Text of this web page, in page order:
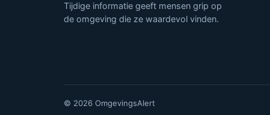
Tijdige informatie geeft mensen grip op
de omgeving die ze waardevol vinden.
© 2026 OmgevingsAlert